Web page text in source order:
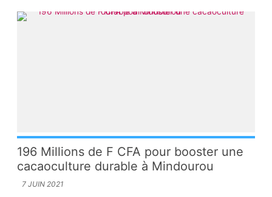
196 Millions de F CFA pour booster une
cacaoculture durable à Mindourou
7 JUIN 2021